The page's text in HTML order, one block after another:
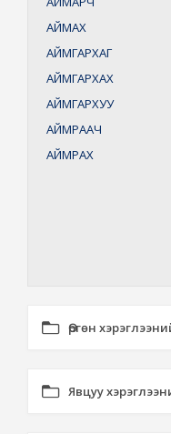
АЙМАХ
АЙМГАРХАГ
АЙМГАРХАХ
АЙМГАРХУУ
АЙМРААЧ
АЙМРАХ
Өргөн
Явцуу